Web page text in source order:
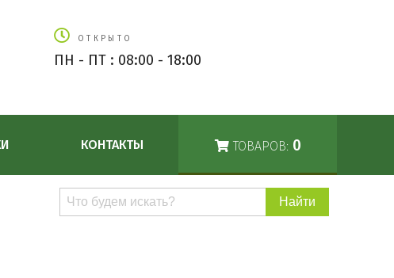
ОТКРЫТО
ПН - ПТ : 08:00 - 18:00
КОНТАКТЫ ТОВАРОВ: 0
Поиск
каталогу